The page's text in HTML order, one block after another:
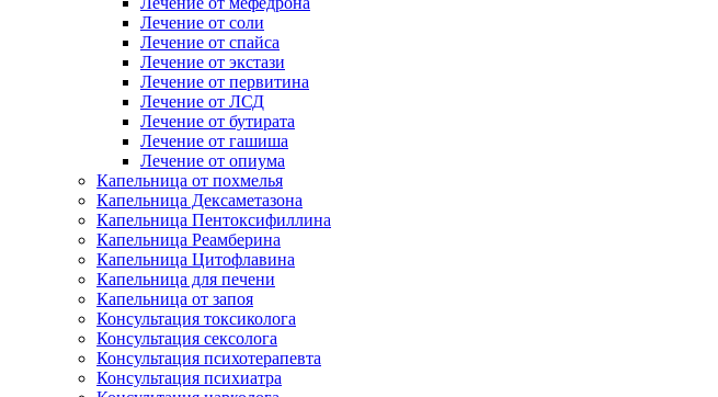
Лечение от соли
Лечение от спайса
Лечение от экстази
Лечение от первитина
Лечение от ЛСД
Лечение от бутирата
Лечение от гашиша
Лечение от опиума
Капельница от похмелья
Капельница Дексаметазона
Капельница Пентоксифиллина
Капельница Реамберина
Капельница Цитофлавина
Капельница для печени
Капельница от запоя
Консультация токсиколога
Консультация сексолога
Консультация психотерапевта
Консультация психиатра